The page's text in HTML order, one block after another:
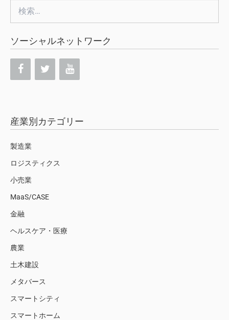
索:
ソーシャルネットワーク
産業別カテゴリー
製造業
ロジスティクス
小売業
MaaS/CASE
金融
ヘルスケア・医療
農業
土木建設
メタバース
スマートシティ
スマートホーム